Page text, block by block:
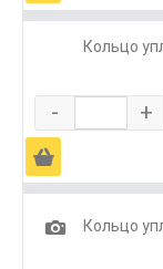
Кольцо
- +
Ä
1
Кольцо